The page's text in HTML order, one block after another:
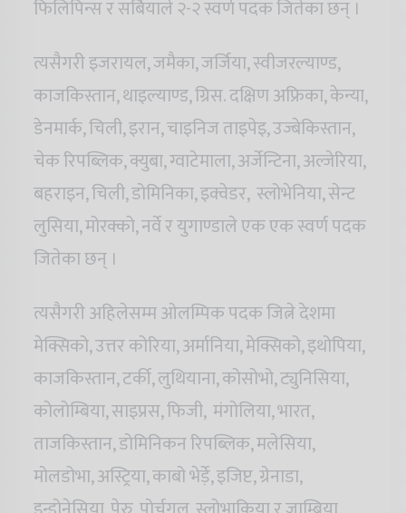
फिलिपिन्स र सर्बियाले २-२ स्वर्ण पदक जितेका छन् ।
त्यसैगरी इजरायल, जमैका, जर्जिया, स्वीजरल्याण्ड,
काजकिस्तान, थाइल्याण्ड, ग्रिस. दक्षिण अफ्रिका, केन्या,
डेनमार्क, चिली, इरान, चाइनिज ताइपेइ, उज्बेकिस्तान,
चेक रिपब्लिक, क्युबा, ग्वाटेमाला, अर्जेन्टिना, अल्जेरिया,
बहराइन, चिली, डोमिनिका, इक्वेडर, स्लोभेनिया, सेन्ट
लुसिया, मोरक्को, नर्वे र युगाण्डाले एक एक स्वर्ण पदक
जितेका छन् ।
त्यसैगरी अहिलेसम्म ओलम्पिक पदक जित्ने देशमा
मेक्सिको, उत्तर कोरिया, अर्मानिया, मेक्सिको, इथोपिया,
काजकिस्तान, टर्की, लुथियाना, कोसोभो, ट्युनिसिया,
कोलोम्बिया, साइप्रस, फिजी, मंगोलिया, भारत,
ताजकिस्तान, डोमिनिकन रिपब्लिक, मलेसिया,
मोलडोभा, अस्ट्रिया, काबो भेर्ड़े, इजिप्ट, ग्रेनाडा,